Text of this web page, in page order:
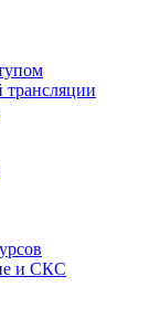
и СКС